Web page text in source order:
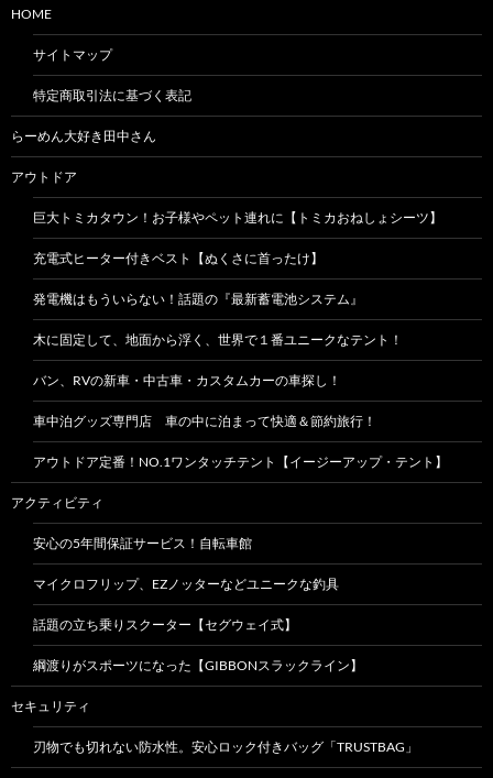
HOME
サイトマップ
特定商取引法に基づく表記
らーめん大好き田中さん
アウトドア
巨大トミカタウン！お子様やペット連れに【トミカおねしょシーツ】
充電式ヒーター付きベスト【ぬくさに首ったけ】
発電機はもういらない！話題の『最新蓄電池システム』
木に固定して、地面から浮く、世界で１番ユニークなテント！
バン、RVの新車・中古車・カスタムカーの車探し！
車中泊グッズ専門店 車の中に泊まって快適＆節約旅行！
アウトドア定番！NO.1ワンタッチテント【イージーアップ・テント】
アクティビティ
安心の5年間保証サービス！自転車館
マイクロフリップ、EZノッターなどユニークな釣具
話題の立ち乗りスクーター【セグウェイ式】
綱渡りがスポーツになった【GIBBONスラックライン】
セキュリティ
刃物でも切れない防水性。安心ロック付きバッグ「TRUSTBAG」